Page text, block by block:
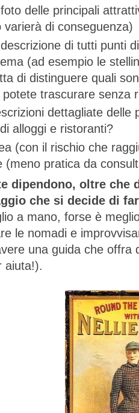
delle principali
varierà di conseguenza)
di tutti punti
(ad esempio le
di distinguere quali
potete trascurare senza
dettagliate delle
alloggi e ristoranti?
(con il rischio che
(meno pratica da
dipendono, oltre che
che si decide di
a mano, forse è
le nomadi e
una guida che offra
aiuta!).